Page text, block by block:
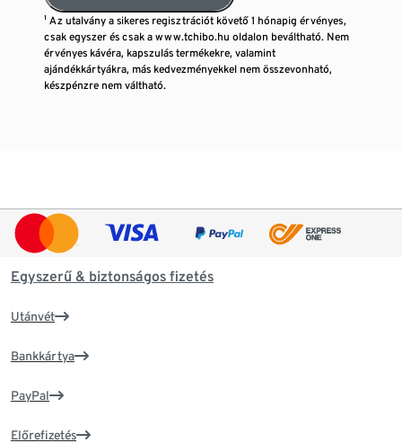
¹ Az utalvány a sikeres regisztrációt követő 1 hónapig érvényes,
csak egyszer és csak a www.tchibo.hu oldalon beváltható. Nem
érvényes kávéra, kapszulás termékekre, valamint
ajándékkártyákra, más kedvezményekkel nem összevonható,
készpénzre nem váltható.
Egyszerű & biztonságos fizetés
Utánvét
Bankkártya
PayPal
Előrefizetés